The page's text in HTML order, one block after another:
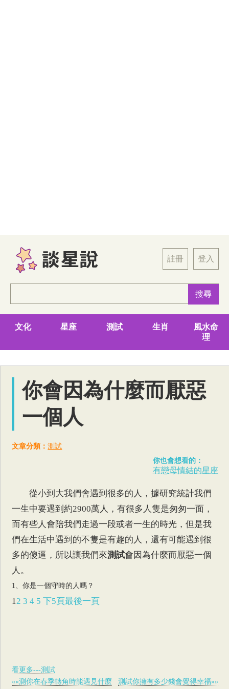
註冊 登入
文化 星座 測試 生肖
風水命
理
你會因為什麼而厭惡
一個人
文章分類：測試
你也會想看的：
有戀母情結的星座
從小到大我們會遇到很多的人，據研究統計我們
一生中要遇到約2900萬人，有很多人隻是匆匆一面，
而有些人會陪我們走過一段或者一生的時光，但是我
們在生活中遇到的不隻是有趣的人，還有可能遇到很
多的傻逼，所以讓我們來測試會因為什麼而厭惡一個
人。
1、你是一個守時的人嗎？
12 3 4 5 下5頁最後一頁
看更多---測試
««測你在春季轉角時能遇見什麼
測試你擁有多少錢會覺得幸福»»